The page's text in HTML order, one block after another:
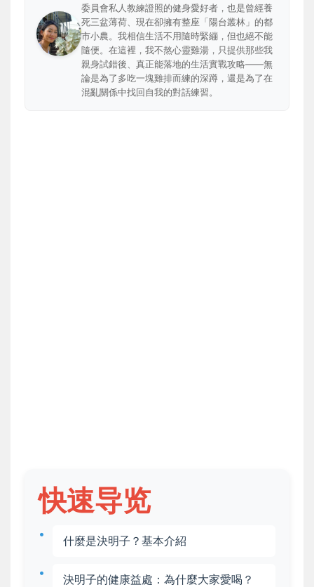
委員會私人教練證照的健身愛好者，也是曾經養
死三盆薄荷、現在卻擁有整座「陽台叢林」的都
市小農。我相信生活不用隨時緊繃，但也絕不能
隨便。在這裡，我不熬心靈雞湯，只提供那些我
親身試錯後、真正能落地的生活實戰攻略——無
論是為了多吃一塊雞排而練的深蹲，還是為了在
混亂關係中找回自我的對話練習。
快速导览
什麼是決明子？基本介紹
決明子的健康益處：為什麼大家愛喝？